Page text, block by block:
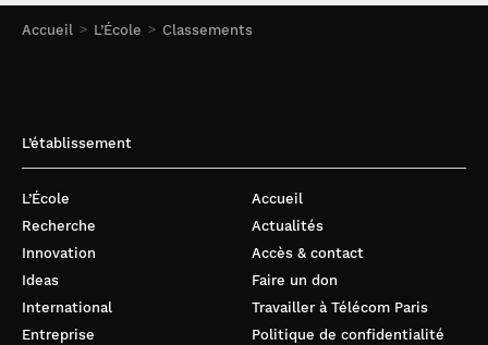
Accueil L’École Classements
L’établissement
L’École
Recherche
Innovation
Ideas
International
Entreprise
Accueil
Actualités
Accès & contact
Faire un don
Travailler à Télécom Paris
Politique de confidentialité